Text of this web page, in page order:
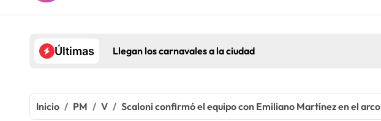
Últimas Llegan los carnavales a la ciudad
Inicio PM V Scaloni confirmó el equipo con Emiliano Martínez en el arco